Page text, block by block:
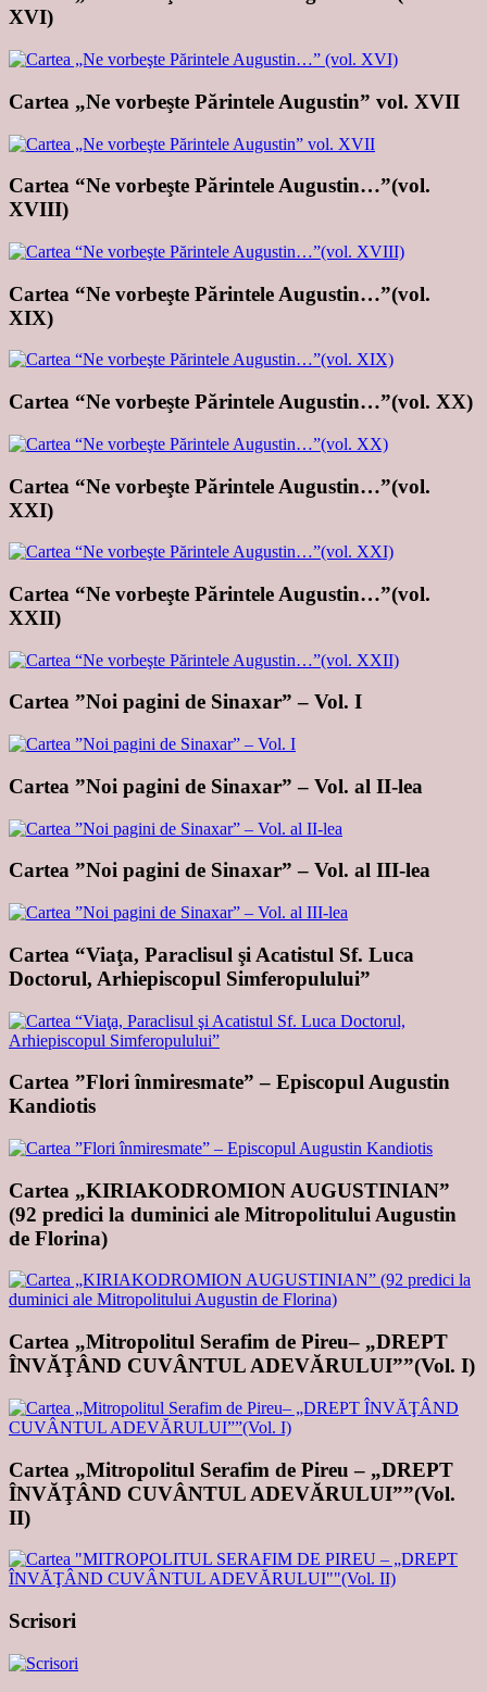
XVI)
Cartea „Ne vorbeşte Părintele Augustin” vol. XVII
Cartea “Ne vorbeşte Părintele Augustin…”(vol.
XVIII)
Cartea “Ne vorbeşte Părintele Augustin…”(vol.
XIX)
Cartea “Ne vorbeşte Părintele Augustin…”(vol. XX)
Cartea “Ne vorbeşte Părintele Augustin…”(vol.
XXI)
Cartea “Ne vorbeşte Părintele Augustin…”(vol.
XXII)
Cartea ”Noi pagini de Sinaxar” – Vol. I
Cartea ”Noi pagini de Sinaxar” – Vol. al II-lea
Cartea ”Noi pagini de Sinaxar” – Vol. al III-lea
Cartea “Viaţa, Paraclisul şi Acatistul Sf. Luca
Doctorul, Arhiepiscopul Simferopulului”
Cartea ”Flori înmiresmate” – Episcopul Augustin
Kandiotis
Cartea „KIRIAKODROMION AUGUSTINIAN”
(92 predici la duminici ale Mitropolitului Augustin
de Florina)
Cartea „Mitropolitul Serafim de Pireu– „DREPT
ÎNVĂŢÂND CUVÂNTUL ADEVĂRULUI””(Vol. I)
Cartea „Mitropolitul Serafim de Pireu – „DREPT
ÎNVĂŢÂND CUVÂNTUL ADEVĂRULUI””(Vol.
II)
Scrisori